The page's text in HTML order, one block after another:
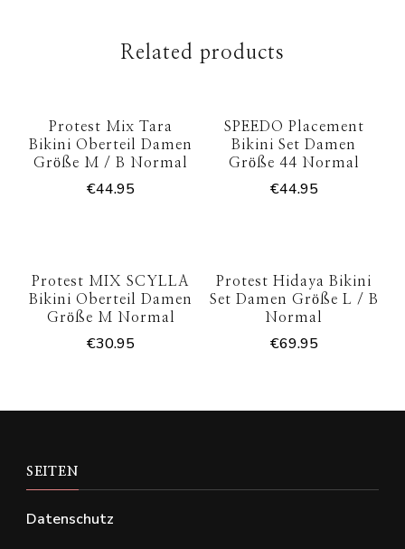
Related products
Protest Mix Tara
Bikini Oberteil Damen
Größe M / B Normal
€44.95
SPEEDO Placement
Bikini Set Damen
Größe 44 Normal
€44.95
Protest MIX SCYLLA
Bikini Oberteil Damen
Größe M Normal
€30.95
Protest Hidaya Bikini
Set Damen Größe L / B
Normal
€69.95
SEITEN
Datenschutz